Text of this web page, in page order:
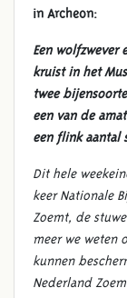
in Archeon:
Een wolfzwever
kruist in het
twee
een van de
een flink aantal
Dit hele
keer Nationale
Zoemt, de
meer we weten
kunnen
Nederland